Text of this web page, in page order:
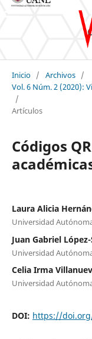
Inicio / Archivos /
Vol. 6 Núm. 2 (2020):
/
Artículos
Códigos
Laura Alicia
Universidad
Juan Gabriel
Universidad
Celia Irma
Universidad
DOI: https://